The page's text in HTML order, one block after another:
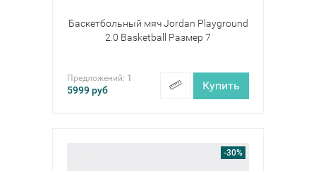
Баскетбольный мяч Jordan Playground
2.0 Basketball Размер 7
Предложений: 1
5999руб Купить
-30%